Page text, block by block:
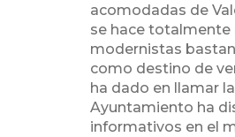
acomodadas de
se hace totalmente
modernistas
como destino de
ha dado en llamar
Ayuntamiento ha
informativos en el